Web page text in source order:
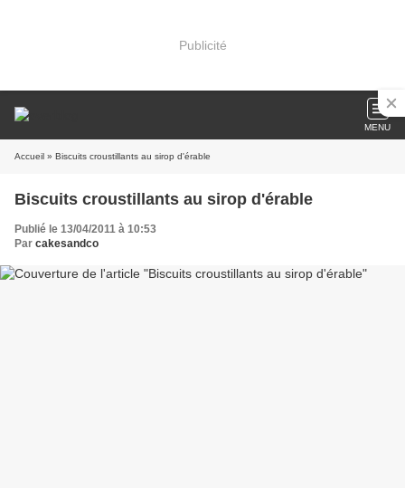
Publicité
MENU
Accueil » Biscuits croustillants au sirop d'érable
Biscuits croustillants au sirop d'érable
Publié le 13/04/2011 à 10:53
Par cakesandco